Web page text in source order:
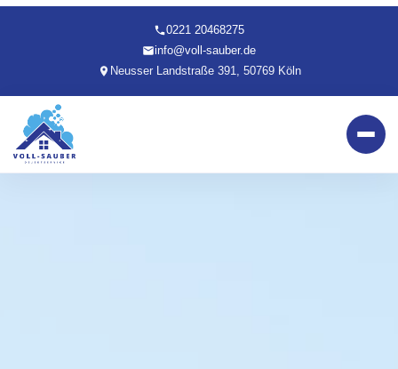
0221 20468275
info@voll-sauber.de
Neusser Landstraße 391, 50769 Köln